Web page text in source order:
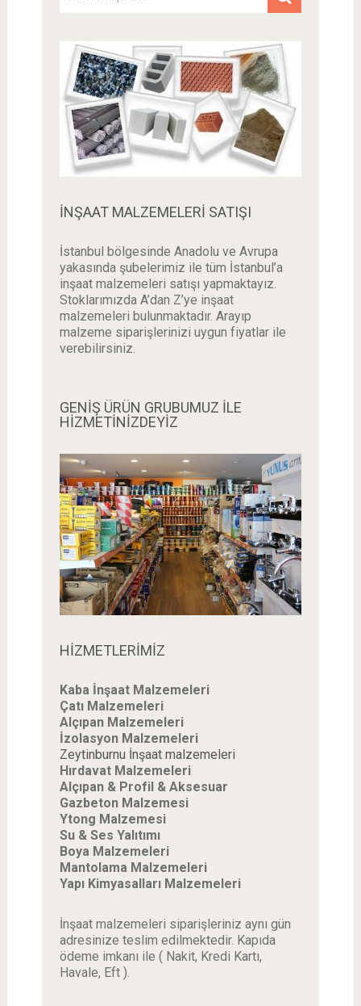
İNŞAAT MALZEMELERI SATIŞI
İstanbul bölgesinde Anadolu ve Avrupa
yakasında şubelerimiz ile tüm İstanbul’a
inşaat malzemeleri satışı yapmaktayız.
Stoklarımızda A’dan Z’ye inşaat
malzemeleri bulunmaktadır. Arayıp
malzeme siparişlerinizi uygun fiyatlar ile
verebilirsiniz.
GENİŞ ÜRÜN GRUBUMUZ İLE
HİZMETİNİZDEYİZ
HİZMETLERİMİZ
Kaba İnşaat Malzemeleri
Çatı Malzemeleri
Alçıpan Malzemeleri
İzolasyon Malzemeleri
Zeytinburnu İnşaat malzemeleri
Hırdavat Malzemeleri
Alçıpan & Profil & Aksesuar
Gazbeton Malzemesi
Ytong Malzemesi
Su & Ses Yalıtımı
Boya Malzemeleri
Mantolama Malzemeleri
Yapı Kimyasalları Malzemeleri
İnşaat malzemeleri siparişleriniz aynı gün
adresinize teslim edilmektedir. Kapıda
ödeme imkanı ile ( Nakit, Kredi Kartı,
Havale, Eft ).